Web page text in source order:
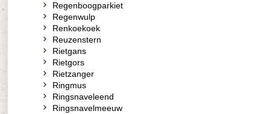
Regenboogparkiet
Regenwulp
Renkoekoek
Reuzenstern
Rietgans
Rietgors
Rietzanger
Ringmus
Ringsnaveleend
Ringsnavelmeeuw